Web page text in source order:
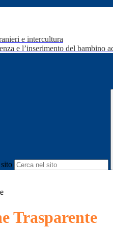
e intercultura
e l’inserimento del bambino
Trasparente